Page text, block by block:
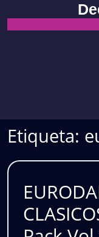
content
Etiqueta: